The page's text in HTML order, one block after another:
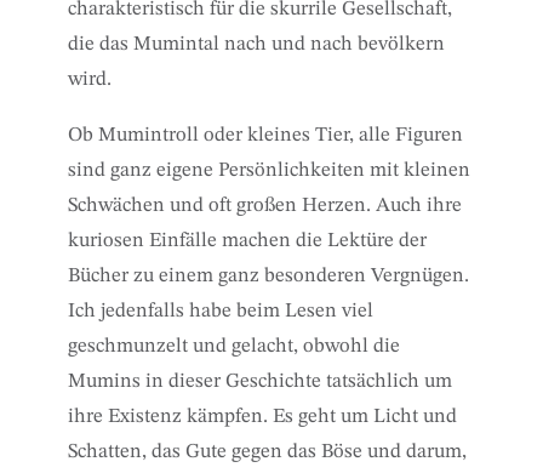
charakteristisch für die skurrile Gesellschaft,
die das Mumintal nach und nach bevölkern
wird.
Ob Mumintroll oder kleines Tier, alle Figuren
sind ganz eigene Persönlichkeiten mit kleinen
Schwächen und oft großen Herzen. Auch ihre
kuriosen Einfälle machen die Lektüre der
Bücher zu einem ganz besonderen Vergnügen.
Ich jedenfalls habe beim Lesen viel
geschmunzelt und gelacht, obwohl die
Mumins in dieser Geschichte tatsächlich um
ihre Existenz kämpfen. Es geht um Licht und
Schatten, das Gute gegen das Böse und darum,